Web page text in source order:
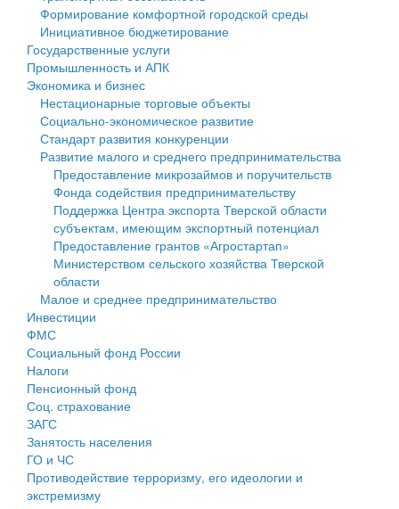
Государственные услуги
Промышленность и АПК
Экономика и бизнес
Символика
Устав
Гостям округа
Туризм
Культура
Образование
Здравоохранение
Социальная защита
Фотоальбом
муниципального округа Тверской области
Администрация Кашинского муниципального округа
Тверской области
Управление сельскими территориями
Открытые данные
Работа с обращениями граждан
Муниципальный контроль
Муниципальные услуги
Проекты административных регламентов
Антимонопольный комплаенс
Противодействие коррупции
Финансовое управление
Бюджет для граждан
Имущество
Выявление правообладателей ранее учтенных
объектов недвижимости
Имущественная поддержка субъектов малого и
среднего предпринимательства
Информационная поддержка субъектов малого и
среднего предпринимательства
Муниципальные программы
Контрольно-счетная палата
Персональные данные
Оценка регулирующего воздействия
Деятельность МУ
Формирование комфортной городской среды
Инициативное бюджетирование
Государственные услуги
Промышленность и АПК
Экономика и бизнес
Нестационарные торговые объекты
Социально-экономическое развитие
Стандарт развития конкуренции
Развитие малого и среднего предпринимательства
Предоставление микрозаймов и поручительств
Фонда содействия предпринимательству
Поддержка Центра экспорта Тверской области
субъектам, имеющим экспортный потенциал
Предоставление грантов «Агростартап»
Министерством сельского хозяйства Тверской
области
Малое и среднее предпринимательство
Инвестиции
ФМС
Социальный фонд России
Налоги
Пенсионный фонд
Соц. страхование
ЗАГС
Занятость населения
ГО и ЧС
Противодействие терроризму, его идеологии и
экстремизму